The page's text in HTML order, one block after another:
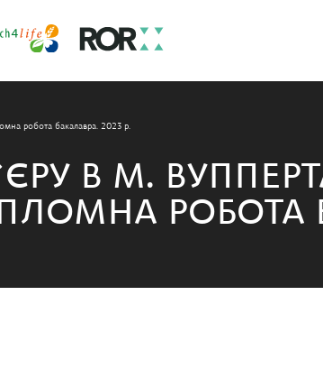
робота бакалавра. 2023 р.
В М.
РОБОТА